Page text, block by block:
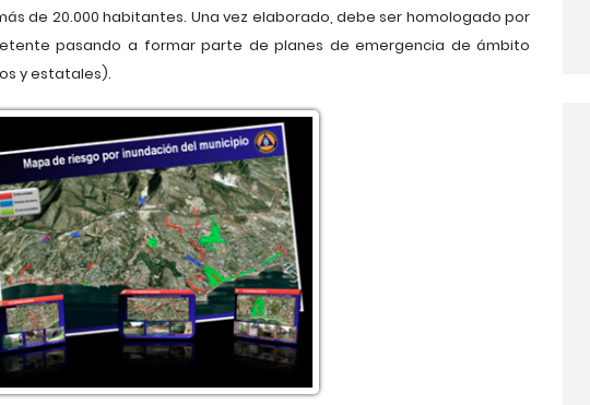
de 20.000 habitantes. Una vez elaborado, debe ser homologado por
pasando a formar parte de planes de emergencia de ámbito
y estatales).